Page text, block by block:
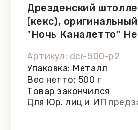
Дрезденский
(кекс),
"Ночь Каналетто"
Артикул: dcr-500-p2
Упаковка: Металл
Вес нетто: 500 г
Товар закончился
Для Юр. лиц и ИП